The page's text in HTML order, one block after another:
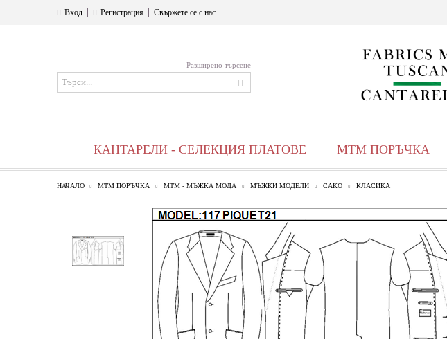
Вход Регистрация Свържете се с нас
Разширено търсене
КАНТАРЕЛИ - СЕЛЕКЦИЯ ПЛАТОВЕ МТМ ПОРЪЧКА
НАЧАЛО МТМ ПОРЪЧКА МТМ - МЪЖКА МОДА МЪЖКИ МОДЕЛИ САКО КЛАСИКА